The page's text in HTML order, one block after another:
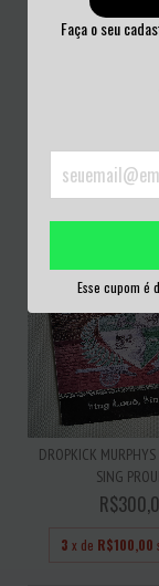
Faça o seu
Esse cupom é
BEGAN
3x deR$50,00
DROPKICK
SING
3 x de R$100,00